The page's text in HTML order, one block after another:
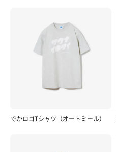
でかロゴTシャツ（オートミール）